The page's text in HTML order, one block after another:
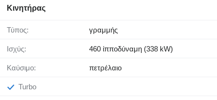
Κινητήρας
Τύπος: γραμμής
Ισχύς: 460 ίπποδύναμη (338 kW)
Καύσιμο: πετρέλαιο
Turbo